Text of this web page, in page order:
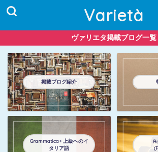
Varietà
ヴァリエタ掲載ブログ一覧
掲載ブログ紹介
Grammatica+ 上級へのイ
タリア語